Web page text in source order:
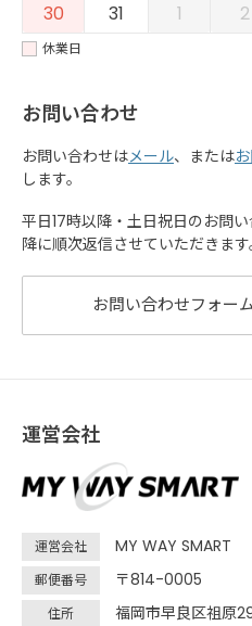
30
31 1 2
休業日
お問い合わせ
お問い合わせはメール、または
します。
平日17時以降・土日祝日のお問
降に順次返信させていただきます
お問い合わせフォー
運営会社
運営会社 MY WAY SMART
郵便番号 〒814-0005
住所 福岡市早良区祖原